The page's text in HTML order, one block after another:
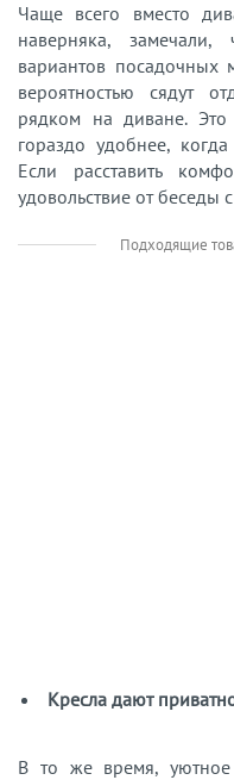
Чаще всего вместо
наверняка,
вариантов
вероятностью сядут
рядком на диване. Это
гораздо удобнее,
Если расставить
удовольствие от беседы
Подходящие
Кресла дают
В то же время, уютное